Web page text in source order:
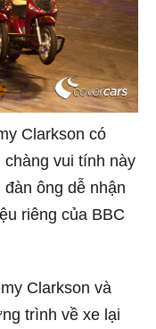
Clarkson có
vui tính này
ông dễ nhận
riêng của BBC
Clarkson và
trình về xe lại